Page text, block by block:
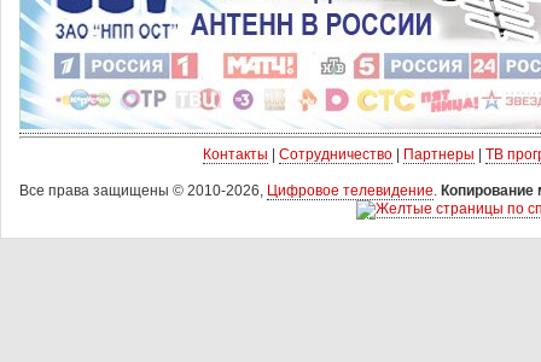
Контакты Сотрудничество| Партнеры ТВ
Все права защищены © 2010-2026, Цифровое телевидение. Копирование